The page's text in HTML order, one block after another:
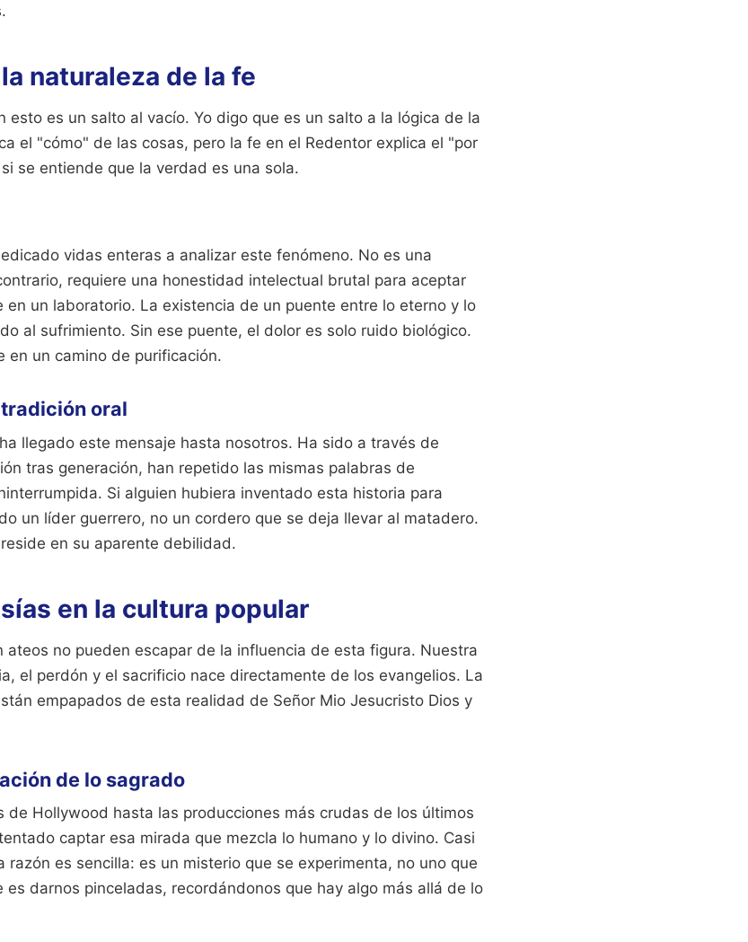
naturaleza de la fe
esto es un salto al vacío. Yo digo que es un salto a la lógica de la
el "cómo" de las cosas, pero la fe en el Redentor explica el "por
se entiende que la verdad es una sola.
vidas enteras a analizar este fenómeno. No es una
requiere una honestidad intelectual brutal para aceptar
en un laboratorio. La existencia de un puente entre lo eterno y lo
al sufrimiento. Sin ese puente, el dolor es solo ruido biológico.
en un camino de purificación.
oral
llegado este mensaje hasta nosotros. Ha sido a través de
tras generación, han repetido las mismas palabras de
Si alguien hubiera inventado esta historia para
un líder guerrero, no un cordero que se deja llevar al matadero.
en su aparente debilidad.
en la cultura popular
ateos no pueden escapar de la influencia de esta figura. Nuestra
el perdón y el sacrificio nace directamente de los evangelios. La
empapados de esta realidad de Señor Mio Jesucristo Dios y
de lo sagrado
de Hollywood hasta las producciones más crudas de los últimos
captar esa mirada que mezcla lo humano y lo divino. Casi
razón es sencilla: es un misterio que se experimenta, no uno que
es darnos pinceladas, recordándonos que hay algo más allá de lo